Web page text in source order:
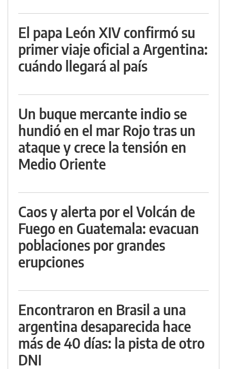
El papa León XIV confirmó su
primer viaje oficial a Argentina:
cuándo llegará al país
Un buque mercante indio se
hundió en el mar Rojo tras un
ataque y crece la tensión en
Medio Oriente
Caos y alerta por el Volcán de
Fuego en Guatemala: evacuan
poblaciones por grandes
erupciones
Encontraron en Brasil a una
argentina desaparecida hace
más de 40 días: la pista de otro
DNI